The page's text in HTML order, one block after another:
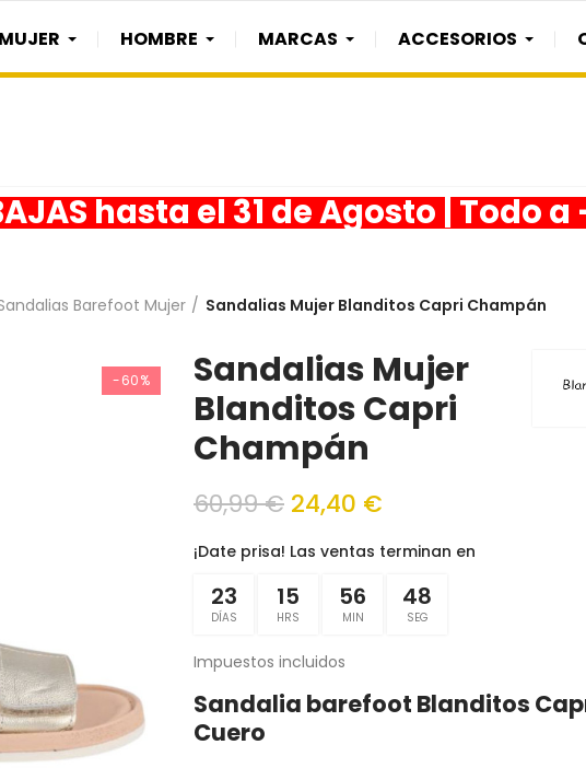
MUJER HOMBRE MARCAS ACCESORIOS
hasta el 31 de Agosto | Todo
Barefoot Mujer Sandalias Mujer Blanditos Capri Champán
-60%
Sandalias Mujer
Blanditos Capri
Champán
60,99 € 24,40 €
¡Date prisa! Las ventas terminan en
23
DÍAS
15
HRS
56
MIN
48
SEG
Impuestos incluidos
Sandalia barefoot Blanditos
Cuero